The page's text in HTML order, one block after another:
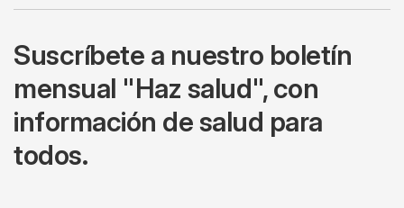
Suscríbete a nuestro boletín
mensual "Haz salud", con
información de salud para
todos.